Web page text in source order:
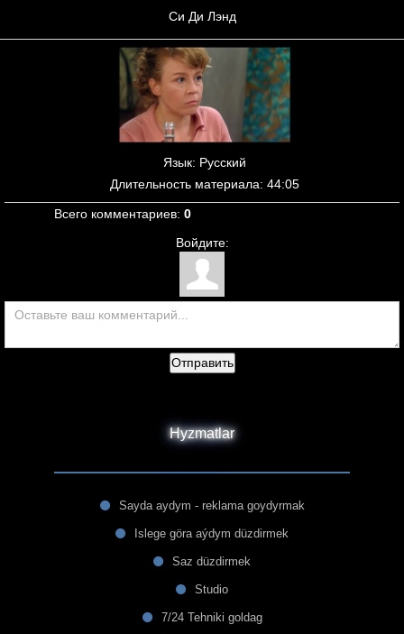
Си Ди Лэнд
Язык: Русский
Длительность материала: 44:05
Всего комментариев: 0
Войдите:
Отправить
Hyzmatlar
Sayda aydym - reklama goydyrmak
Islege göra aýdym düzdirmek
Saz düzdirmek
Studio
7/24 Tehniki goldag